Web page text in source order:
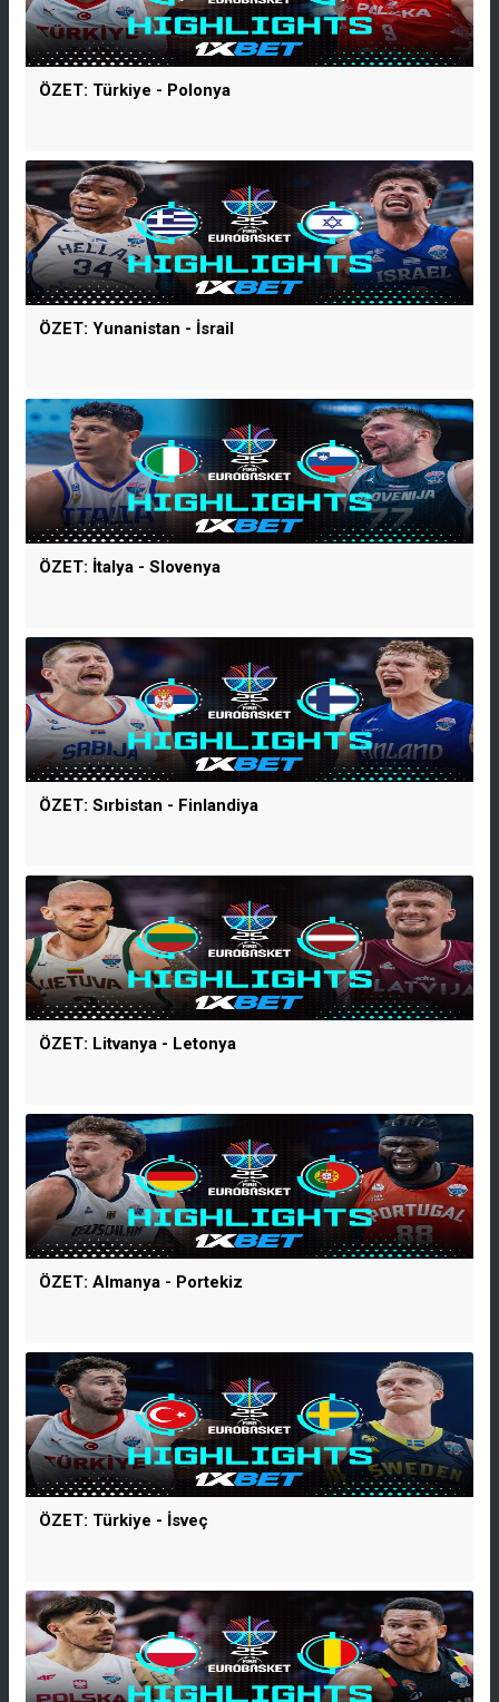
ÖZET: Türkiye - Polonya
ÖZET: Yunanistan - İsrail
ÖZET: İtalya - Slovenya
ÖZET: Sırbistan - Finlandiya
ÖZET: Litvanya - Letonya
ÖZET: Almanya - Portekiz
ÖZET: Türkiye - İsveç